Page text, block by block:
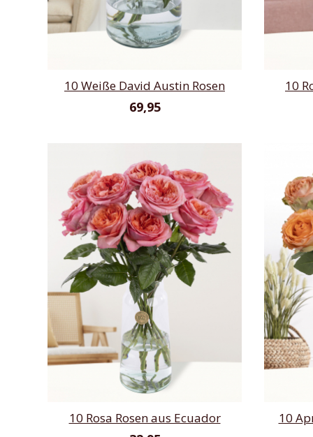
10 Weiße David Austin Rosen
69,95
10
10 Rosa Rosen aus Ecuador 10